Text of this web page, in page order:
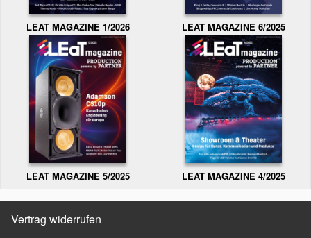
LEAT MAGAZINE 1/2026 LEAT MAGAZINE 6/2025
LEAT MAGAZINE 5/2025 LEAT MAGAZINE 4/2025
Vertrag widerrufen